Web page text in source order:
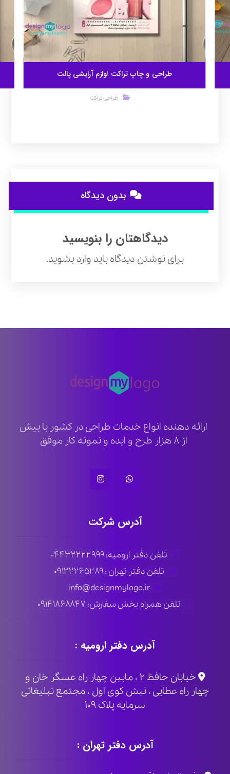
طراحی و چاپ تراکت لوازم آرایشی پالت
طراحی تراکت
بدون دیدگاه
دیدگاهتان را بنویسید
برای نوشتن دیدگاه باید وارد بشوید.
ارائه دهنده انواع خدمات طراحی در کشور با بیش
از ۸ هزار طرح و ایده و نمونه کار موفق
آدرس شرکت
تلفن دفتر ارومیه: ۰۴۴۳۲۲۲۲۹۹۹
تلفن دفتر تهران : ۰۹۱۲۲۲۶۵۲۸۹
info@designmylogo.ir
تلفن همراه بخش سفارش: ۰۹۱۴۱۸۶۸۸۴۷
آدرس دفتر ارومیه :
خیابان حافظ ۲ ، مابین چهار راه عسگر خان و
چهار راه عطایی ، نبش کوی اول ، مجتمع تبلیغاتی
سرمایه پلاک ۱۰۹
آدرس دفتر تهران :